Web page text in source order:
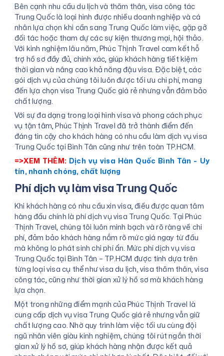
Bên cạnh nhu cầu du lịch và thăm thân, visa công tác
Trung Quốc là loại hình được nhiều doanh nghiệp và cá
nhân lựa chọn khi cần sang Trung Quốc làm việc, gặp gỡ
đối tác hoặc tham dự các sự kiện thương mại, hội thảo.
Với kinh nghiệm lâu năm, Phúc Thịnh Travel cam kết hỗ
trợ hồ sơ đầy đủ, chính xác, giúp khách hàng tiết kiệm
thời gian và nâng cao khả năng đậu visa. Đặc biệt, các
gói dịch vụ của chúng tôi luôn được tối ưu chi phí, mang
đến lựa chọn visa Trung Quốc giá rẻ nhưng vẫn đảm bảo
chất lượng.
Với sự đa dạng trong loại hình visa và phong cách phục
vụ tận tâm, Phúc Thịnh Travel đã trở thành điểm đến
đáng tin cậy cho khách hàng có nhu cầu làm dịch vụ visa
Trung Quốc tại Bình Tân cũng như trên toàn TP.HCM.
=>XEM THÊM: Dịch vụ visa Hàn Quốc Bình Tân - Uy
tín, nhanh chóng, chất lượng
Phí dịch vụ làm visa Trung Quốc
Khi khách hàng có nhu cầu xin visa, điều được quan tâm
hàng đầu chính là phí dịch vụ visa Trung Quốc. Tại Phúc
Thịnh Travel, chúng tôi luôn minh bạch và rõ ràng về chi
phí, đảm bảo khách hàng nắm rõ mức giá ngay từ đầu
mà không lo phát sinh chi phí ẩn. Mức phí dịch vụ visa
Trung Quốc tại Bình Tân – TP.HCM được tính dựa trên
từng loại visa cụ thể như visa du lịch, visa thăm thân, visa
công tác, cũng như thời gian xử lý hồ sơ mà khách hàng
lựa chọn.
Một trong những điểm mạnh của Phúc Thịnh Travel là
cung cấp dịch vụ visa Trung Quốc giá rẻ nhưng vẫn giữ
chất lượng cao. Nhờ quy trình làm việc tối ưu cùng đội
ngũ nhân viên giàu kinh nghiệm, chúng tôi rút ngắn thời
gian xử lý hồ sơ, giúp khách hàng nhận được kết quả